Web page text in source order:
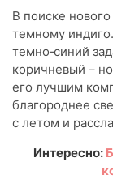
В поиске
темному
темно‑синий
коричневый –
его лучшим
благороднее
с летом и
Интересно: